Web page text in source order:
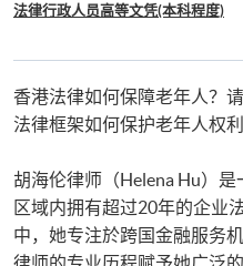
法律行政人员高等文凭(本科程度)
香港法律如何保障老年人？
法律框架如何保护老年人权
胡海伦律师（Helena Hu）
区域内拥有超过20年的企业
中，她专注於跨国金融服务